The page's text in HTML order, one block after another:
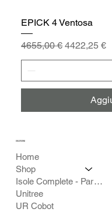
EPICK 4 Ventosa
Prezzo regolare
4655,00 €Prezzo
4422,25 €
SEZIONI
Home
Shop
Isole Complete - Partner
Unitree
UR Cobot